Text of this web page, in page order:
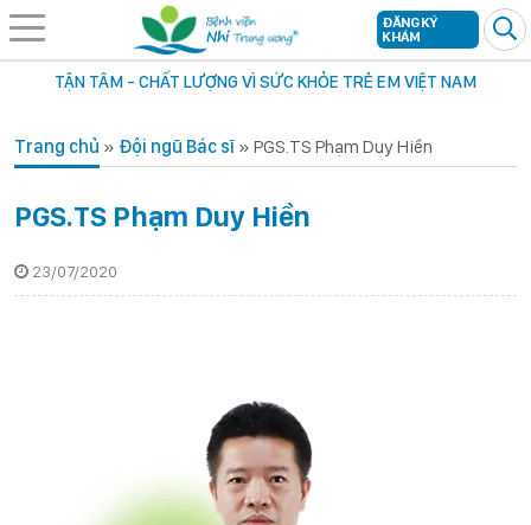
TẬN TÂM - CHẤT LƯỢNG VÌ SỨC KHỎE TRẺ EM VIỆT NAM
ĐĂNG KÝ
KHÁM
Trang chủ » Đội ngũ Bác sĩ » PGS.TS Phạm Duy Hiền
PGS.TS Phạm Duy Hiền
23/07/2020